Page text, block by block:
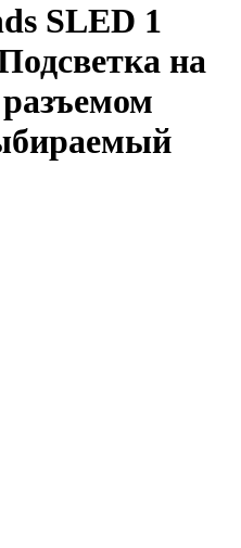
SLED 1
на